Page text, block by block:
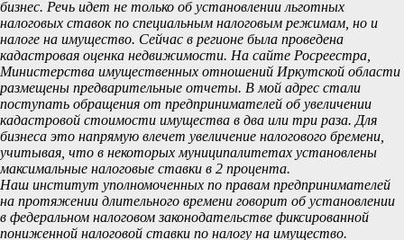
бизнес. Речь идет не только об установлении льготных
налоговых ставок по специальным налоговым режимам, но и
налоге на имущество. Сейчас в регионе была проведена
кадастровая оценка недвижимости. На сайте Росреестра,
Министерства имущественных отношений Иркутской области
размещены предварительные отчеты. В мой адрес стали
поступать обращения от предпринимателей об увеличении
кадастровой стоимости имущества в два или три раза. Для
бизнеса это напрямую влечет увеличение налогового бремени,
учитывая, что в некоторых муниципалитетах установлены
максимальные налоговые ставки в 2 процента.
Наш институт уполномоченных по правам предпринимателей
на протяжении длительного времени говорит об установлении
в федеральном налоговом законодательстве фиксированной
пониженной налоговой ставки по налогу на имущество.